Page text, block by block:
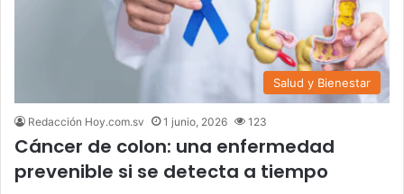
Salud y Bienestar
Redacción Hoy.com.sv 1 junio, 2026 123
Cáncer de colon: una enfermedad
prevenible si se detecta a tiempo